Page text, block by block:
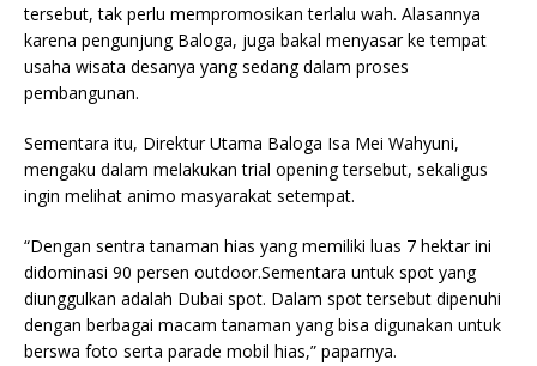
tersebut, tak perlu mempromosikan terlalu wah. Alasannya
karena pengunjung Baloga, juga bakal menyasar ke tempat
usaha wisata desanya yang sedang dalam proses
pembangunan.
Sementara itu, Direktur Utama Baloga Isa Mei Wahyuni,
mengaku dalam melakukan trial opening tersebut, sekaligus
ingin melihat animo masyarakat setempat.
“Dengan sentra tanaman hias yang memiliki luas 7 hektar ini
didominasi 90 persen outdoor.Sementara untuk spot yang
diunggulkan adalah Dubai spot. Dalam spot tersebut dipenuhi
dengan berbagai macam tanaman yang bisa digunakan untuk
berswa foto serta parade mobil hias,” paparnya.